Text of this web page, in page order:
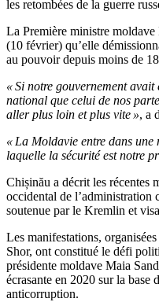
les retombées de la guerre
La Première ministre
(10 février) qu’elle
au pouvoir depuis moins de
« Si notre gouvernement
national que celui de nos
aller plus loin et plus vite », a
« La Moldavie entre dans une
laquelle la sécurité est notre
Chișinău a décrit les récentes
occidental de l’administration
soutenue par le Kremlin et
Les manifestations,
Shor, ont constitué le défi
présidente moldave Maia
écrasante en 2020 sur la base
anticorruption.